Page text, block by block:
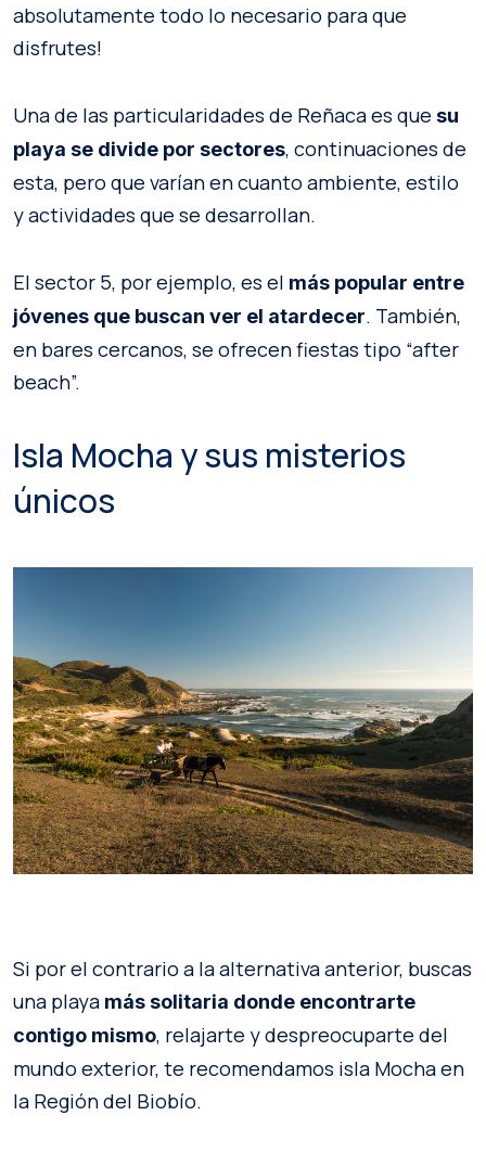
absolutamente todo lo necesario para que
disfrutes!
Una de las particularidades de Reñaca es que su
playa se divide por sectores, continuaciones de
esta, pero que varían en cuanto ambiente, estilo
y actividades que se desarrollan.
El sector 5, por ejemplo, es el más popular entre
jóvenes que buscan ver el atardecer. También,
en bares cercanos, se ofrecen fiestas tipo “after
beach”.
Isla Mocha y sus misterios
únicos
Si por el contrario a la alternativa anterior, buscas
una playa más solitaria donde encontrarte
contigo mismo, relajarte y despreocuparte del
mundo exterior, te recomendamos isla Mocha en
la Región del Biobío.